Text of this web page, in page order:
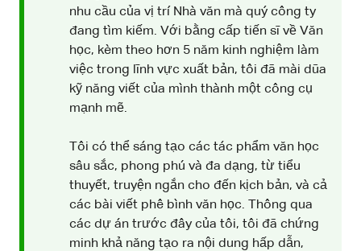
nhu cầu của vị trí Nhà văn mà quý công ty
đang tìm kiếm. Với bằng cấp tiến sĩ về Văn
học, kèm theo hơn 5 năm kinh nghiệm làm
việc trong lĩnh vực xuất bản, tôi đã mài dũa
kỹ năng viết của mình thành một công cụ
mạnh mẽ.
Tôi có thể sáng tạo các tác phẩm văn học
sâu sắc, phong phú và đa dạng, từ tiểu
thuyết, truyện ngắn cho đến kịch bản, và cả
các bài viết phê bình văn học. Thông qua
các dự án trước đây của tôi, tôi đã chứng
minh khả năng tạo ra nội dung hấp dẫn,